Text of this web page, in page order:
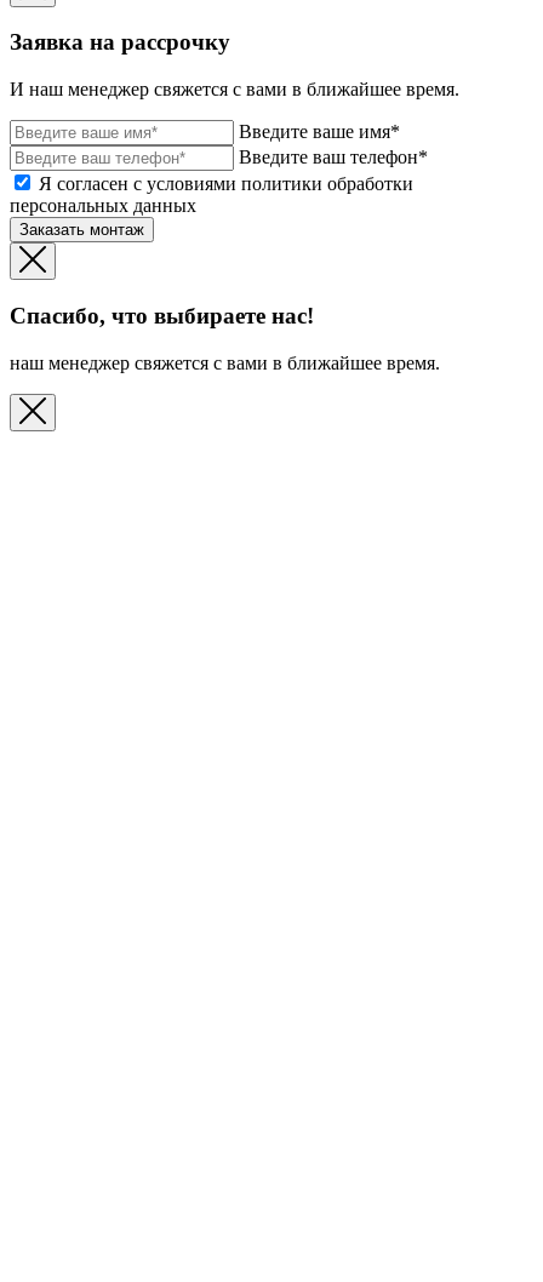
Заявка на рассрочку
И наш менеджер свяжется с вами в ближайшее время.
Введите ваше имя*
Введите ваш телефон*
Я согласен с условиями политики обработки
персональных данных
Заказать монтаж
Спасибо, что выбираете нас!
наш менеджер свяжется с вами в ближайшее время.